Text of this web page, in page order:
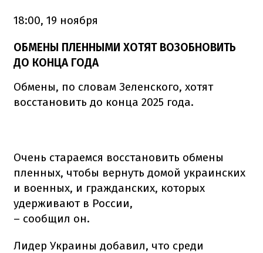
18:00, 19 ноября
ОБМЕНЫ ПЛЕННЫМИ ХОТЯТ ВОЗОБНОВИТЬ
ДО КОНЦА ГОДА
Обмены, по словам Зеленского, хотят
восстановить до конца 2025 года.
Очень стараемся восстановить обмены
пленных, чтобы вернуть домой украинских
и военных, и гражданских, которых
удерживают в России,
– сообщил он.
Лидер Украины добавил, что среди